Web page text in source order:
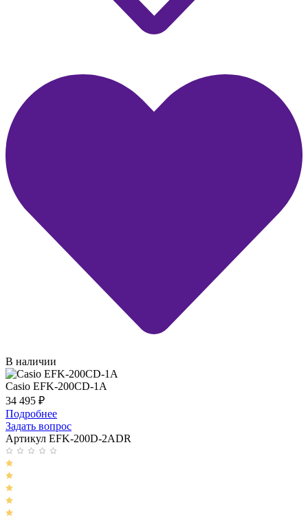
В наличии
Casio EFK-200CD-1A
34 495 ₽
Подробнее
Задать вопрос
Артикул EFK-200D-2ADR